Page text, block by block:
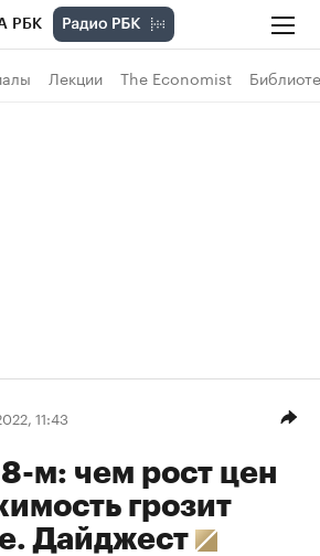
РБК
Лекции The Economist
11:43
м: чем рост цен
грозит
Дайджест